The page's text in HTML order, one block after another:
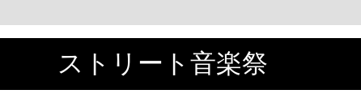
ストリート音楽祭